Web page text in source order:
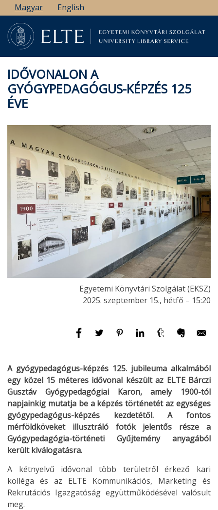
Ugrás
a
tartalomra
Magyar English
IDŐVONALON A
GYÓGYPEDAGÓGUS-KÉPZÉS 125
ÉVE
Egyetemi Könyvtári Szolgálat (EKSZ)
2025. szeptember 15., hétfő – 15:20
A gyógypedagógus-képzés 125. jubileuma alkalmából
egy közel 15 méteres idővonal készült az ELTE Bárczi
Gusztáv Gyógypedagógiai Karon, amely 1900-tól
napjainkig mutatja be a képzés történetét az egységes
gyógypedagógus-képzés kezdetétől. A fontos
mérföldköveket illusztráló fotók jelentős része a
Gyógypedagógia-történeti Gyűjtemény anyagából
került kiválogatásra.
A kétnyelvű idővonal több területről érkező kari
kolléga és az ELTE Kommunikációs, Marketing és
Rekrutációs Igazgatóság együttműködésével valósult
meg.